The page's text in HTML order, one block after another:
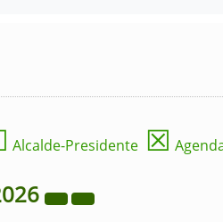
Alcalde-Presidente ☒